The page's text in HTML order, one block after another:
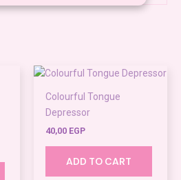
Colourful Tongue
Depressor
40,00 EGP
ADD TO CART